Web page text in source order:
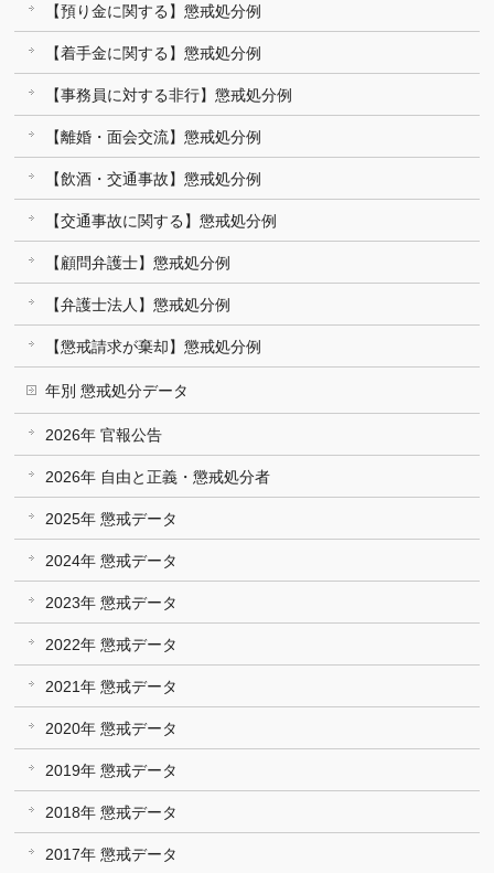
【預り金に関する】懲戒処分例
【着手金に関する】懲戒処分例
【事務員に対する非行】懲戒処分例
【離婚・面会交流】懲戒処分例
【飲酒・交通事故】懲戒処分例
【交通事故に関する】懲戒処分例
【顧問弁護士】懲戒処分例
【弁護士法人】懲戒処分例
【懲戒請求が棄却】懲戒処分例
年別 懲戒処分データ
2026年 官報公告
2026年 自由と正義・懲戒処分者
2025年 懲戒データ
2024年 懲戒データ
2023年 懲戒データ
2022年 懲戒データ
2021年 懲戒データ
2020年 懲戒データ
2019年 懲戒データ
2018年 懲戒データ
2017年 懲戒データ